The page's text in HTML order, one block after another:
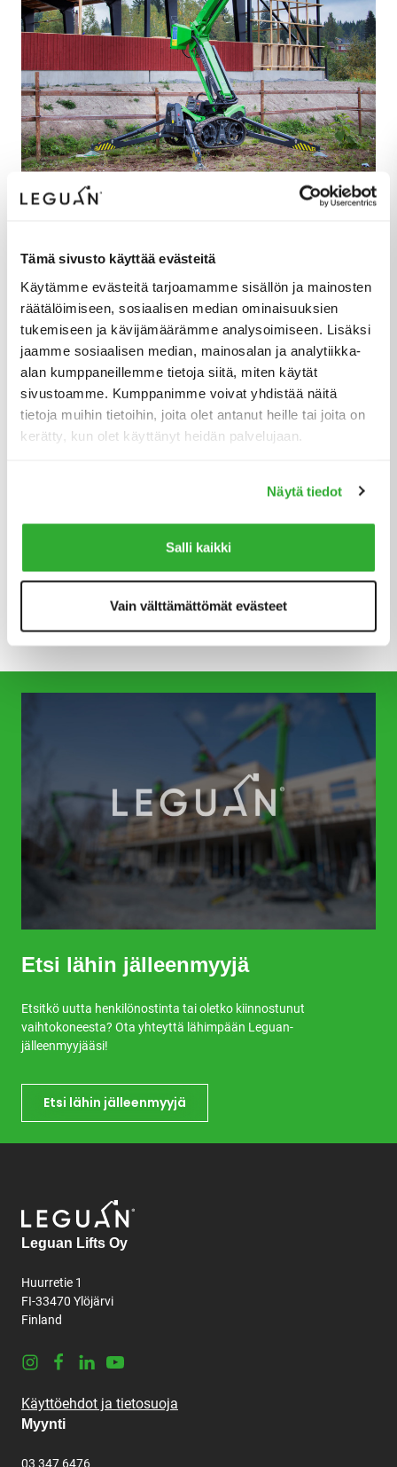
Tämä sivusto käyttää evästeitä
Käytämme evästeitä tarjoamamme sisällön ja mainosten
räätälöimiseen, sosiaalisen median ominaisuuksien
tukemiseen ja kävijämäärämme analysoimiseen. Lisäksi
jaamme sosiaalisen median, mainosalan ja analytiikka-
alan kumppaneillemme tietoja siitä, miten käytät
sivustoamme. Kumppanimme voivat yhdistää näitä
tietoja muihin tietoihin, joita olet antanut heille tai joita on
kerätty, kun olet käyttänyt heidän palvelujaan.
Näytä tiedot
Salli kaikki
Vain välttämättömät evästeet
Leguan ei jätä pulaan hankalissakaan olosuhteissa, ja ne ovat
kotonaan niin Suomen arktisissa oloissa kuin Australian
lämmössäkin. Säänkestävä ja selkeäkäyttöinen ohjauspaneeli
sekä laadukas hydrauliikkasuunnittelu varmistavat, että Leguan-
nostin tehostaa työskentelyäsi ja vähentää seisakkeja.
Kompaktilla Leguan-henkilönostimella pääset paikkoihin, joihin
siirtyminen paikasta toisen on helppoa ja nopeaa, ja
metallipanssareilla suojattu alusta varmistaa, ettei kivinenkään
Etsi lähin jälleenmyyjä
Etsitkö uutta henkilönostinta tai oletko kiinnostunut
vaihtokoneesta? Ota yhteyttä lähimpään Leguan-
jälleenmyyjääsi!
Etsi lähin jälleenmyyjä
Leguan Lifts Oy
Huurretie 1
FI-33470 Ylöjärvi
Finland
InstagramFacebook
LinkedInYoutube
Käyttöehdot ja tietosuoja
Myynti
03 347 6476